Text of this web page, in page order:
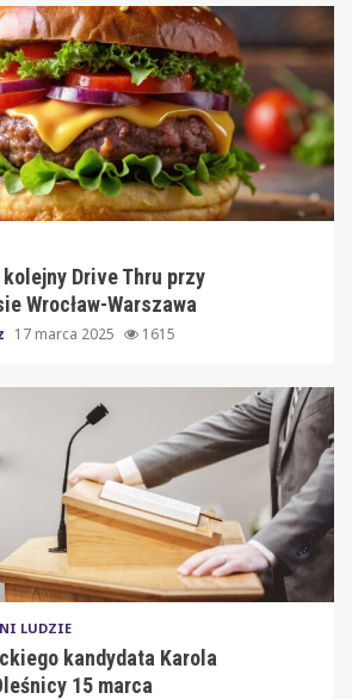
Drive Thru przy
Wrocław-Warszawa
17 marca 2025 1615
LUDZIE
kandydata Karola
15 marca